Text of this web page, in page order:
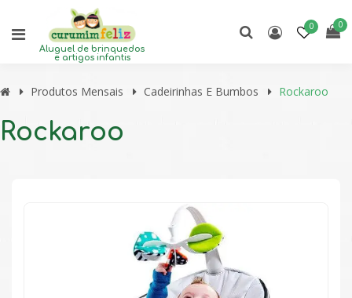
Aluguel de brinquedos
e artigos infantis
0 0
Produtos Mensais Cadeirinhas E Bumbos Rockaroo
Rockaroo